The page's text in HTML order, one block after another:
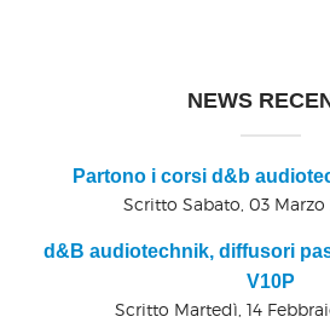
NEWS
Partono i corsi d&b
Scritto Sabato, 03 Marzo
d&B audiotechnik, diffusori
V10P
Scritto Martedì, 14